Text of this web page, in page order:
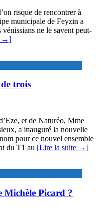
risque de rencontrer à
municipale de Feyzin a
ne le savent peut-
→]
trois
et de Naturéo, Mme
a inauguré la nouvelle
pour ce nouvel ensemble
du T1 au [Lire la suite →]
Michèle Picard ?